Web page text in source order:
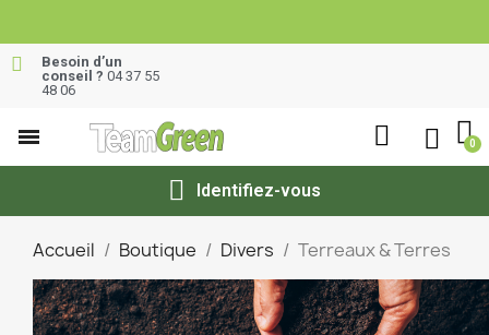
Besoin d’un
conseil ? 04 37 55
48 06
Identifiez-vous
Accueil Boutique Divers Terreaux & Terres